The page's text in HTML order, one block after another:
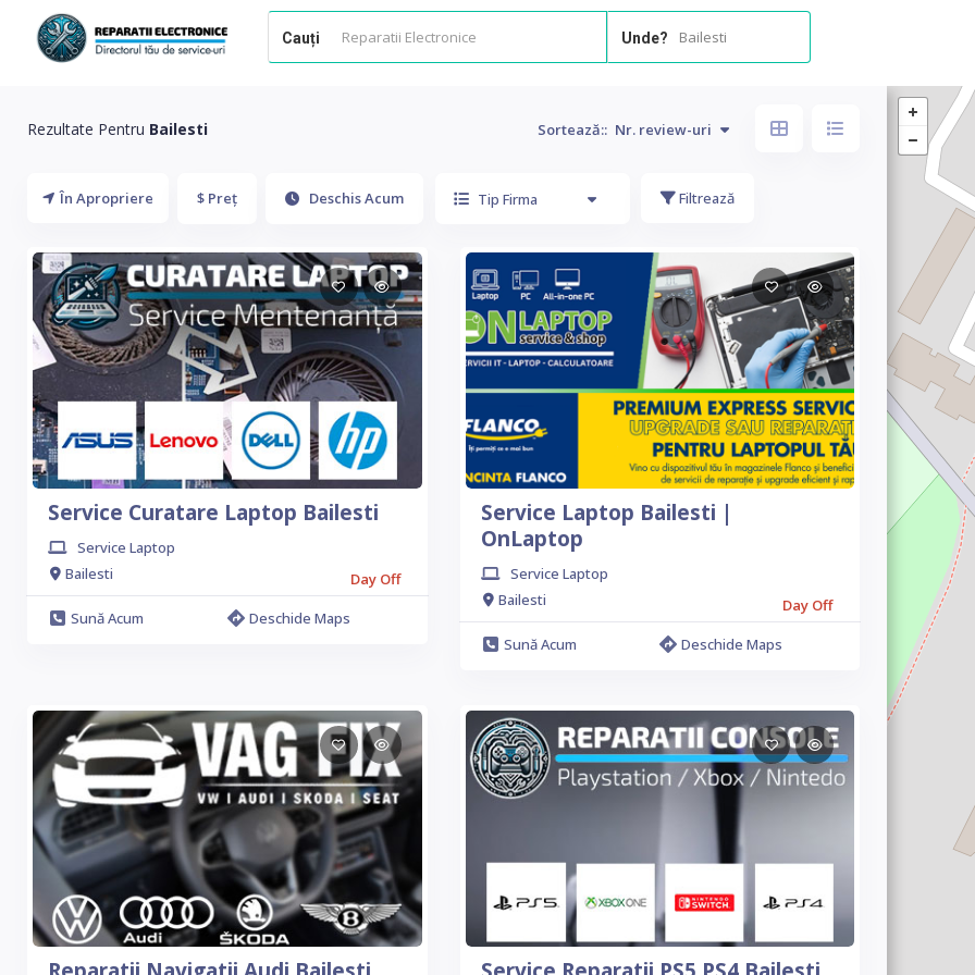
Cauți Unde? Bailesti
Rezultate Pentru Bailesti Sortează:: Nr. review-uri
În Apropriere $ Preț Deschis Acum Tip Firma Filtrează
Service Curatare Laptop Bailesti
Service Laptop
Bailesti
Day Off
Sună Acum
Deschide Maps
Service Laptop Bailesti |
OnLaptop
Service Laptop
Bailesti
Day Off
Sună Acum
Deschide Maps